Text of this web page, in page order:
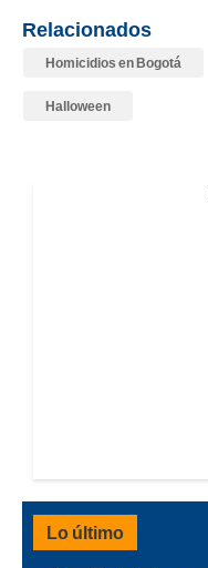
Relacionados
Homicidios en Bogotá
Halloween
Lo último